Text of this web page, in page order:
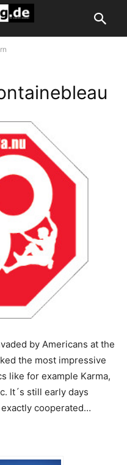
by Americans at the
the most impressive
like for example Karma,
It´s still early days
cooperated…